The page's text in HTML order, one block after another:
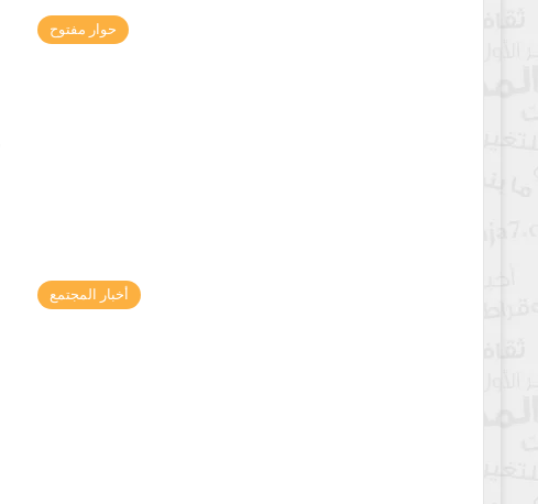
حوار مفتوح
أخبار المجتمع